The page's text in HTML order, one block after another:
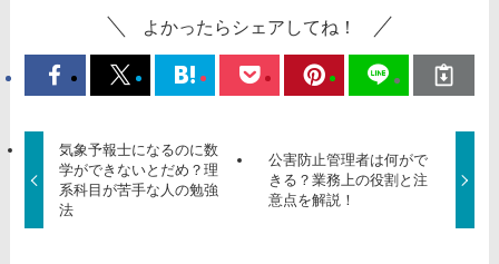
よかったらシェアしてね！
気象予報士になるのに数
学ができないとだめ？理
系科目が苦手な人の勉強
法
公害防止管理者は何がで
きる？業務上の役割と注
意点を解説！